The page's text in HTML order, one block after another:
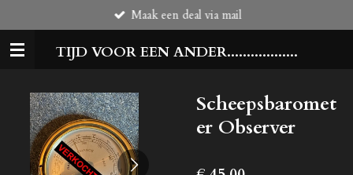
direct
naar
TIJD VOOR EEN ANDER..................
Maak een deal via mail
Scheepsbaromet
er Observer